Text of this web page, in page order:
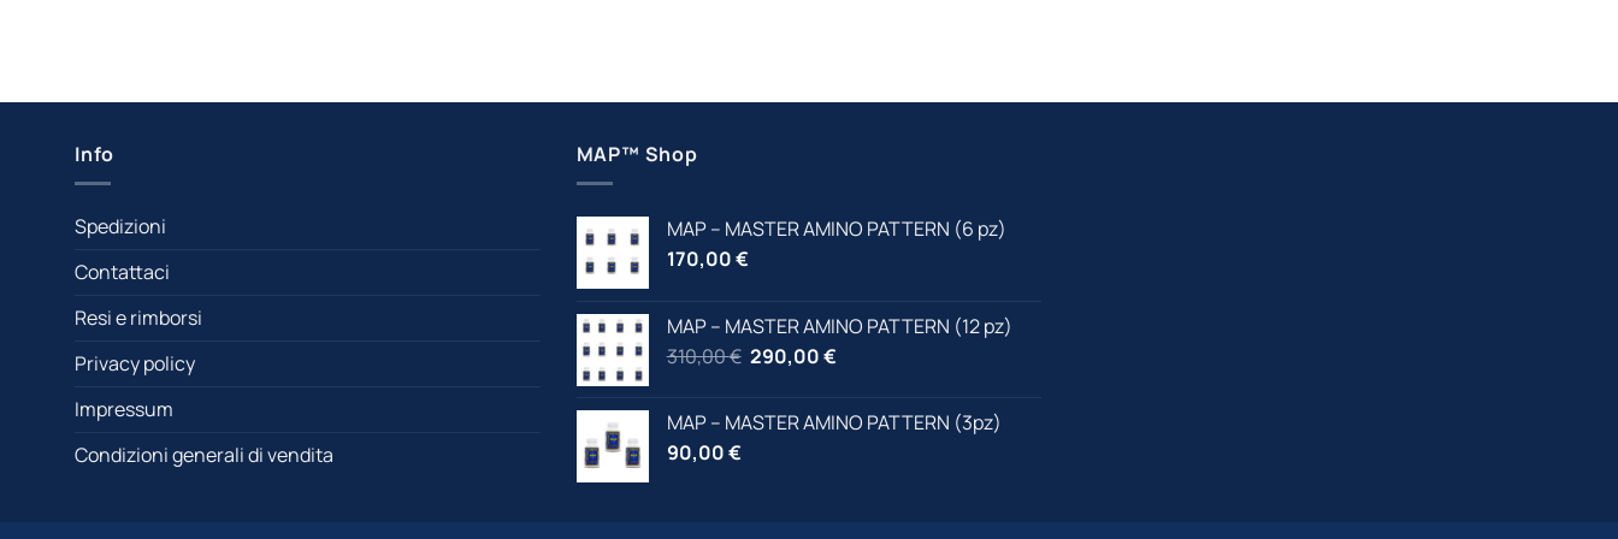
Info
Spedizioni
Contattaci
Resi e rimborsi
Privacy policy
Impressum
Condizioni generali di vendita
MAP™ Shop
MAP – MASTER AMINO PATTERN (6 pz)
170,00€
MAP – MASTER AMINO PATTERN (12 pz)
Il
era:
310,00 €.
310,00€ Il
è:
290,00€
MAP – MASTER AMINO PATTERN (3pz)
90,00€